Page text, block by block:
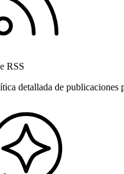
RSS
detallada de publicaciones